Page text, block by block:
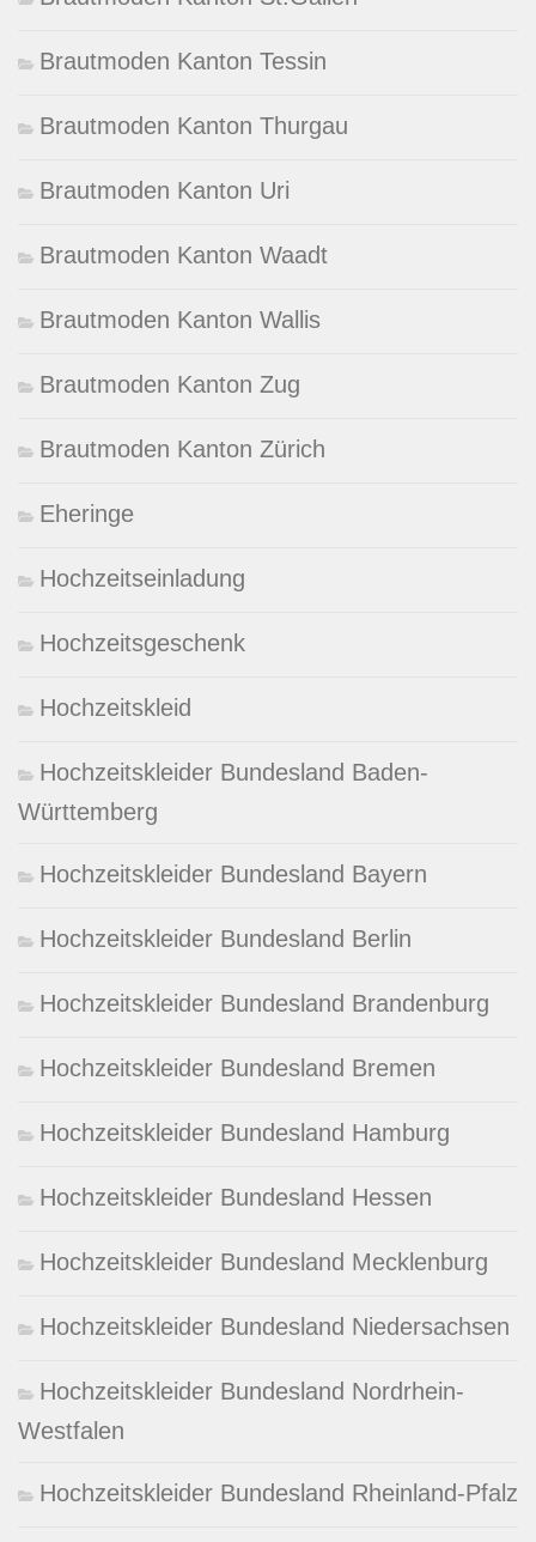
Brautmoden Kanton Tessin
Brautmoden Kanton Thurgau
Brautmoden Kanton Uri
Brautmoden Kanton Waadt
Brautmoden Kanton Wallis
Brautmoden Kanton Zug
Brautmoden Kanton Zürich
Eheringe
Hochzeitseinladung
Hochzeitsgeschenk
Hochzeitskleid
Hochzeitskleider Bundesland Baden-
Württemberg
Hochzeitskleider Bundesland Bayern
Hochzeitskleider Bundesland Berlin
Hochzeitskleider Bundesland Brandenburg
Hochzeitskleider Bundesland Bremen
Hochzeitskleider Bundesland Hamburg
Hochzeitskleider Bundesland Hessen
Hochzeitskleider Bundesland Mecklenburg
Hochzeitskleider Bundesland Niedersachsen
Hochzeitskleider Bundesland Nordrhein-
Westfalen
Hochzeitskleider Bundesland Rheinland-Pfalz